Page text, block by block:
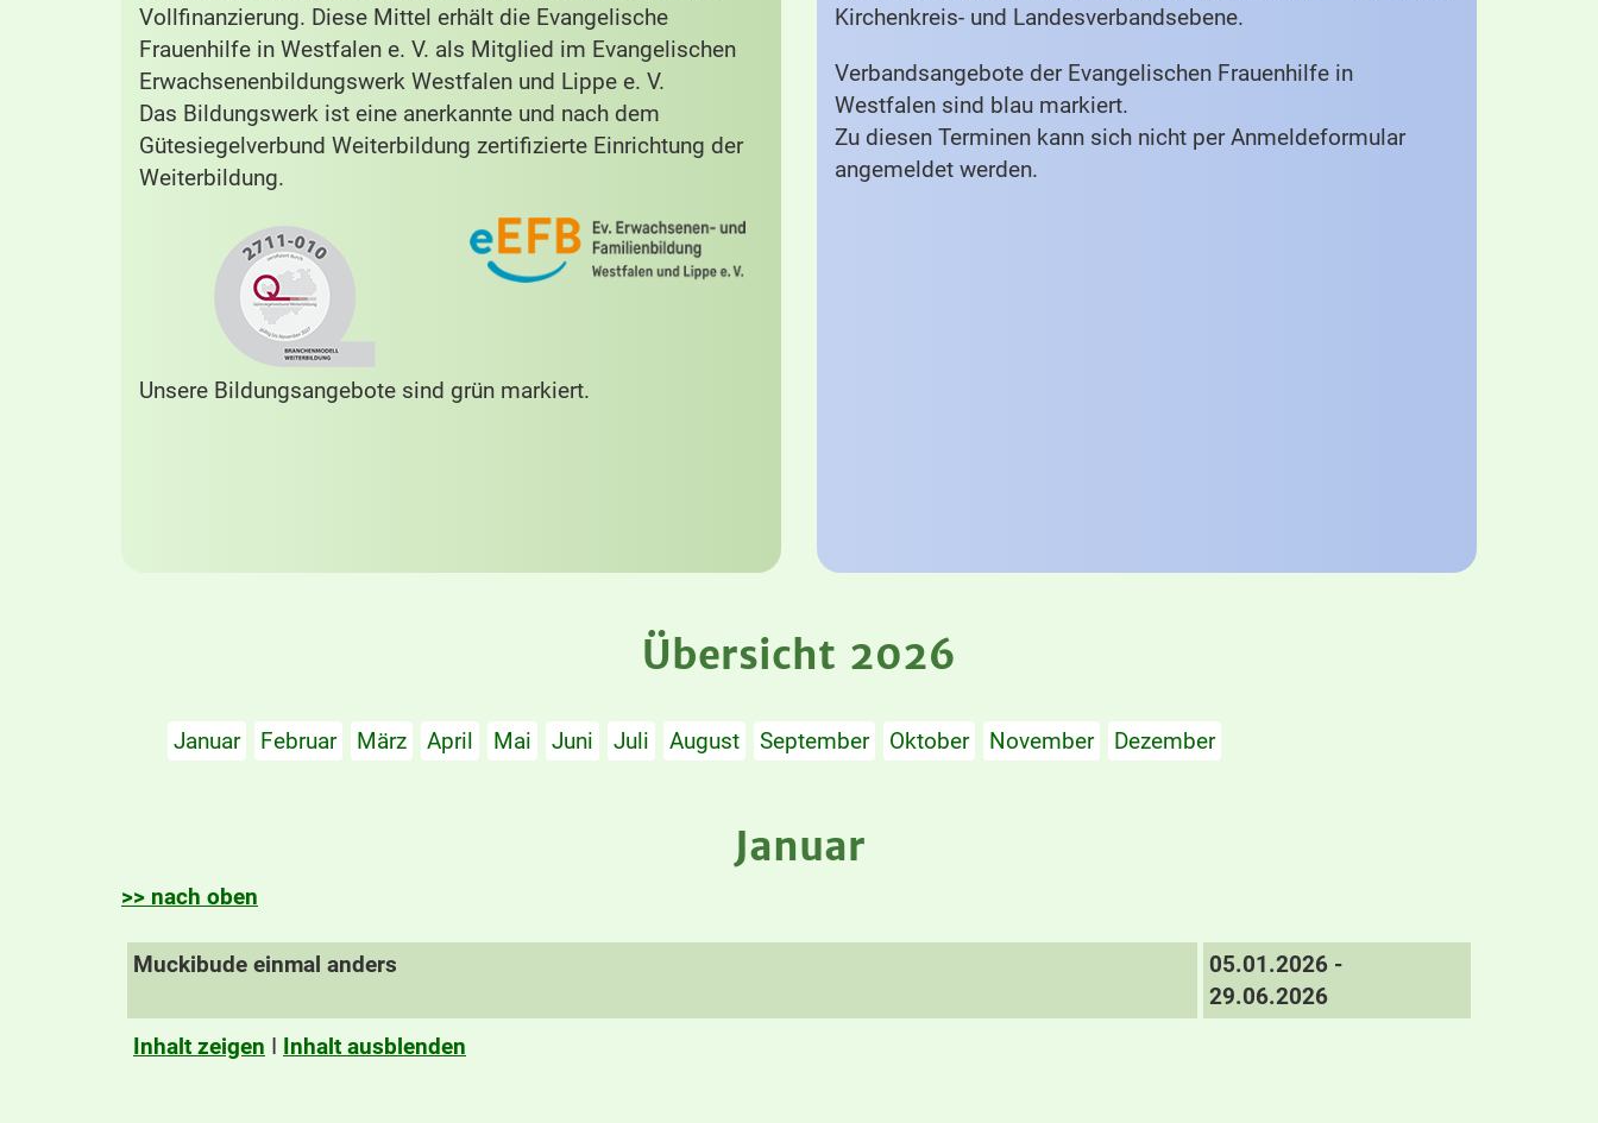
Vollfinanzierung. Diese Mittel erhält die Evangelische
Frauenhilfe in Westfalen e. V. als Mitglied im Evangelischen
Erwachsenenbildungswerk Westfalen und Lippe e. V.
Das Bildungswerk ist eine anerkannte und nach dem
Gütesiegelverbund Weiterbildung zertifizierte Einrichtung der
Weiterbildung.
Unsere Bildungsangebote sind grün markiert.
Kirchenkreis- und Landesverbandsebene.
Verbandsangebote der Evangelischen Frauenhilfe in
Westfalen sind blau markiert.
Zu diesen Terminen kann sich nicht per Anmeldeformular
angemeldet werden.
Übersicht 2026
Januar Februar März April Mai Juni Juli August September Oktober November Dezember
Januar
>> nach oben
Muckibude einmal anders
05.01.2026 -
29.06.2026
Inhalt zeigen I Inhalt ausblenden